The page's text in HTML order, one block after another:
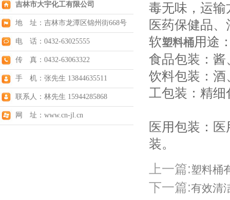
吉林市大宇化工有限公司
地 址：吉林市龙潭区锦州街668号
电 话：0432-63025555
传 真：0432-63063322
手 机：张先生 13844635511
联系人：林先生 15944285868
网 址：www.cn-jl.cn
毒无味，运
医药保健品
软塑料桶用途
食品包装：
饮料包装：
工包装：精
医用包装：
装。
上一篇:塑料桶
下一篇:有效清